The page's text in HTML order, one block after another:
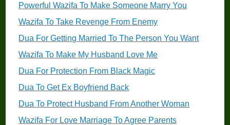
Powerful Wazifa To Make Someone Marry You
Wazifa To Take Revenge From Enemy
Dua For Getting Married To The Person You Want
Wazifa To Make My Husband Love Me
Dua For Protection From Black Magic
Dua To Get Ex Boyfriend Back
Dua To Protect Husband From Another Woman
Wazifa For Love Marriage To Agree Parents